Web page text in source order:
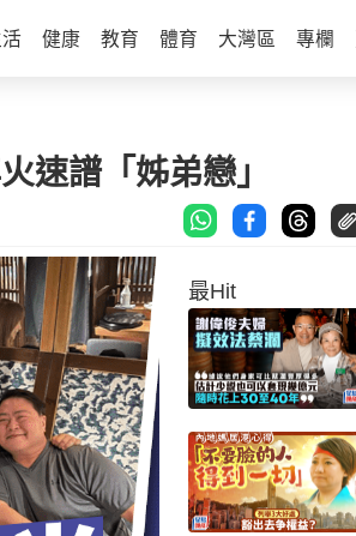
健康 教育 體育 大灣區 專欄
速譜「姊弟戀」
最Hit